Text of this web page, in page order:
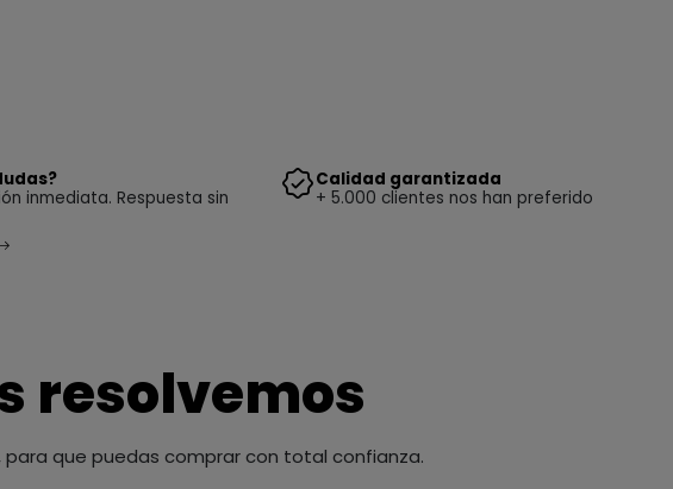
inmediata. Respuesta sin
Calidad garantizada
+ 5.000 clientes nos han preferido
resolvemos
que puedas comprar con total confianza.